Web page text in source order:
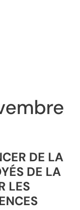
DE LA
DE LA
LES